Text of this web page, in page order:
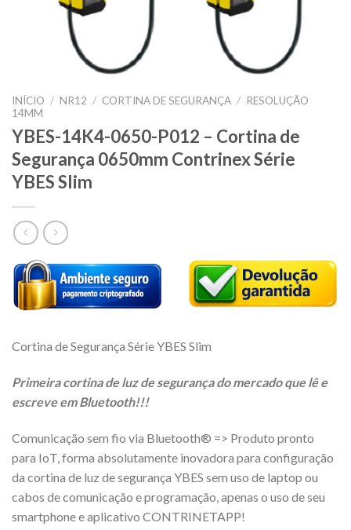
INÍCIO / NR12 / CORTINA DE SEGURANÇA / RESOLUÇÃO
14MM
YBES-14K4-0650-P012 – Cortina de
Segurança 0650mm Contrinex Série
YBES Slim
Cortina de Segurança Série YBES Slim
Primeira cortina de luz de segurança do mercado que lê e
escreve em Bluetooth!!!
Comunicação sem fio via Bluetooth® => Produto pronto
para IoT, forma absolutamente inovadora para configuração
da cortina de luz de segurança YBES sem uso de laptop ou
cabos de comunicação e programação, apenas o uso de seu
smartphone e aplicativo CONTRINETAPP!